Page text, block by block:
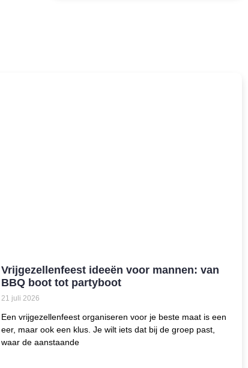
Vrijgezellenfeest ideeën voor mannen: van
BBQ boot tot partyboot
21 juli 2026
Een vrijgezellenfeest organiseren voor je beste maat is een
eer, maar ook een klus. Je wilt iets dat bij de groep past,
waar de aanstaande